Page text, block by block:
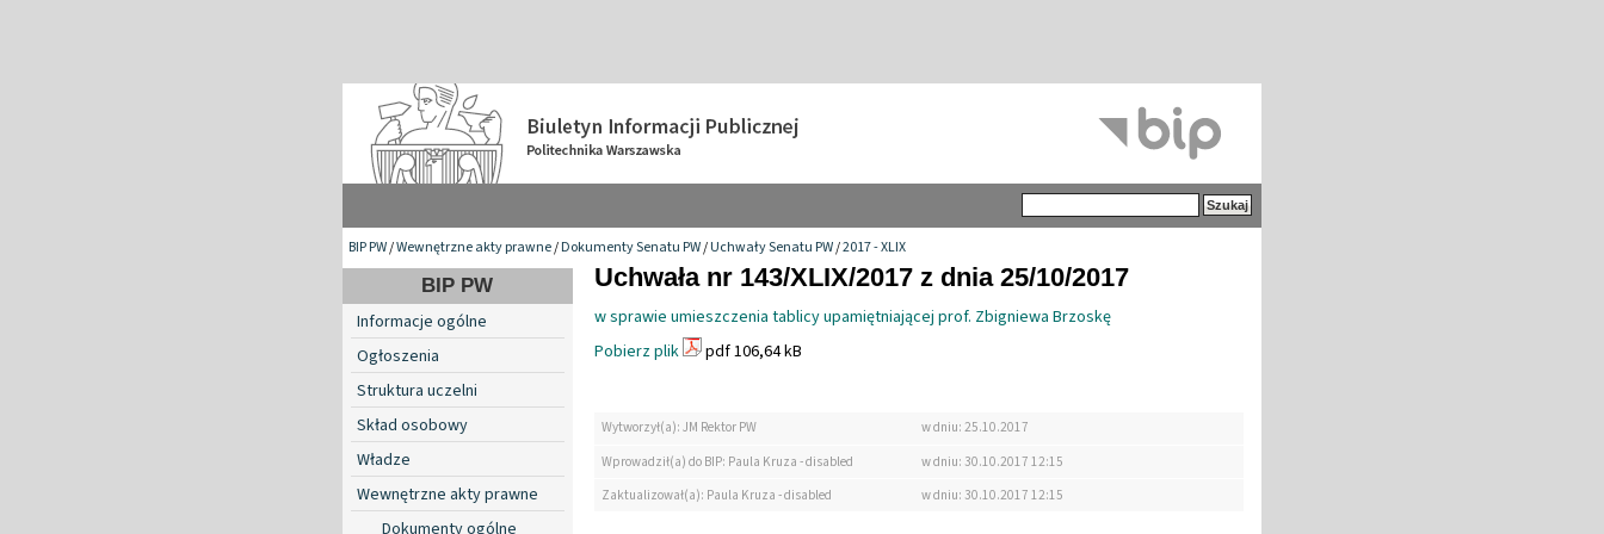
BIP PW/Wewnętrzne akty prawne/Dokumenty Senatu PW/Uchwały Senatu PW/2017 - XLIX
BIP PW
Informacje ogólne
Ogłoszenia
Struktura uczelni
Skład osobowy
Władze
Wewnętrzne akty prawne
Dokumenty ogólne
Uchwała nr 143/XLIX/2017 z dnia 25/10/2017
w sprawie umieszczenia tablicy upamiętniającej prof. Zbigniewa Brzoskę
Pobierz plik
pdf 106,64 kB
Wytworzył(a): JM Rektor PW
w dniu: 25.10.2017
Wprowadził(a) do BIP: Paula Kruza - disabled
w dniu: 30.10.2017 12:15
Zaktualizował(a): Paula Kruza - disabled
w dniu: 30.10.2017 12:15